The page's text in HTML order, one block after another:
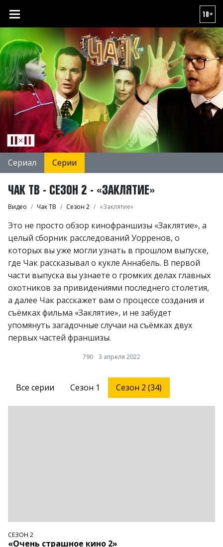
18+
Сериал Серии
ЧАК ТВ - СЕЗОН 2 - «ЗАКЛЯТИЕ»
Видео Чак ТВ Сезон 2 «Заклятие»
Это не просто обзор кинофраншизы «Заклятие», а
целый сборник расследований Уорренов, о
которых вы уже могли узнать в прошлом выпуске,
где Чак рассказывал о кукле Аннабель. В первой
части выпуска вы узнаете о громких делах главных
охотников за привидениями последнего столетия,
а далее Чак расскажет вам о процессе создания и
съёмках фильма «Заклятие», и не забудет
упомянуть загадочные случаи на съёмках двух
первых частей франшизы.
790 3 апреля 2022
Все серии Сезон 1 Сезон 2 (34)
СЕЗОН 2
«Очень страшное кино 2»